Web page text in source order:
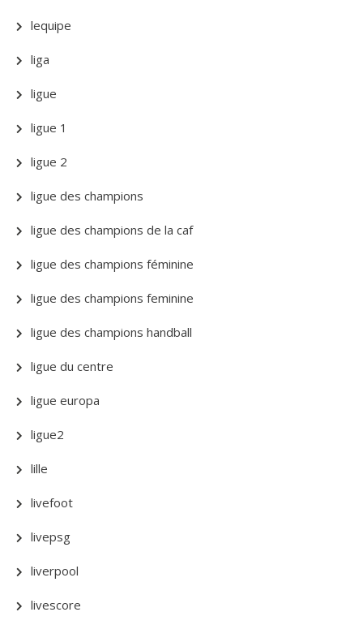
lequipe
liga
ligue
ligue 1
ligue 2
ligue des champions
ligue des champions de la caf
ligue des champions féminine
ligue des champions feminine
ligue des champions handball
ligue du centre
ligue europa
ligue2
lille
livefoot
livepsg
liverpool
livescore